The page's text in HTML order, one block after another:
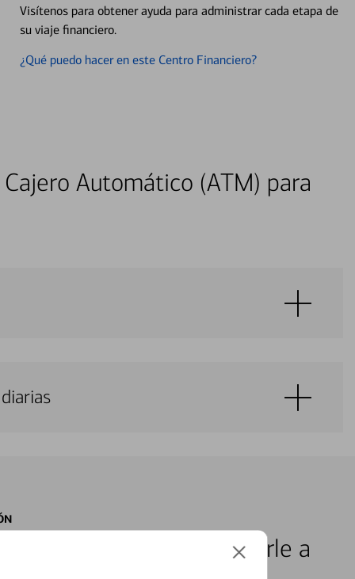
Visítenos para obtener ayuda para administrar cada etapa de
su viaje financiero.
¿Qué puedo hacer en este Centro Financiero?
Automático (ATM) para
locales listos para ayudarle a